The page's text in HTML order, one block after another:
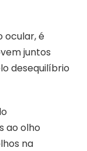
ocular, é
juntos
desequilíbrio
ao olho
na